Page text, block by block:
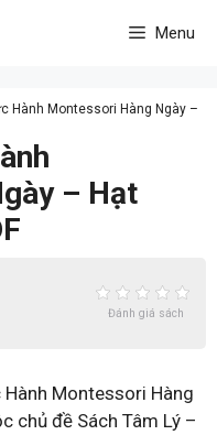
Menu
Hành Montessori Hàng Ngày –
– Hạt
Đánh giá sách
Montessori Hàng
chủ đề Sách Tâm Lý –